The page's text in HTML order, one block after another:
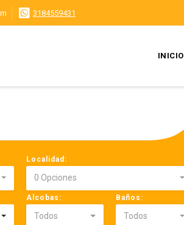
3184559431
INICIO
Localidad:
0 Opciones
Alcobas:
Todos
Baños:
Todos